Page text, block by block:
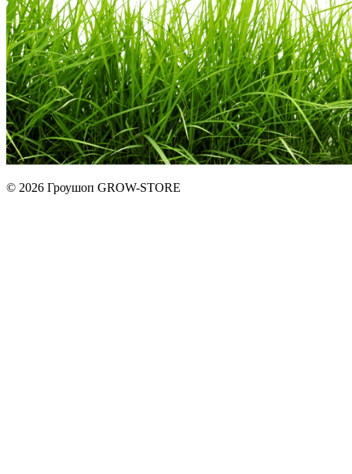
© 2026 Гроушоп GROW-STORE